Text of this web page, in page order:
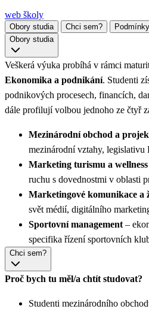
web školy
Obory studia Chci sem?
Obory studia
Veškerá výuka probíhá v rámci
Ekonomika a podnikání. Studenti
podnikových procesech, financích,
dále profilují volbou jednoho ze čtyř
Mezinárodní obchod a
mezinárodní vztahy, legislativu
Marketing turismu a
ruchu s dovednostmi v oblasti
Marketingové komunikace a
svět médií, digitálního
Sportovní management –
specifika řízení sportovních
Chci sem?
Proč bych tu měl/a chtít studovat?
Studenti mezinárodního